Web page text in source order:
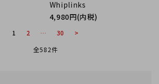
Whiplinks
4,980円(内税)
1 2 … 30
>
全582件